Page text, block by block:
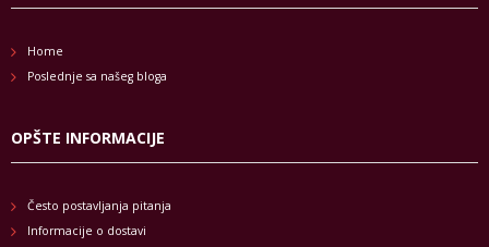
Home
Poslednje sa našeg bloga
OPŠTE INFORMACIJE
Često postavljanja pitanja
Informacije o dostavi